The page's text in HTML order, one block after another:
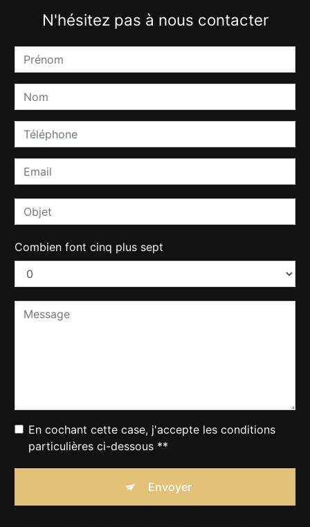
N'hésitez pas à nous contacter
Combien font cinq plus sept
En cochant cette case, j'accepte les conditions
particulières ci-dessous **
Envoyer